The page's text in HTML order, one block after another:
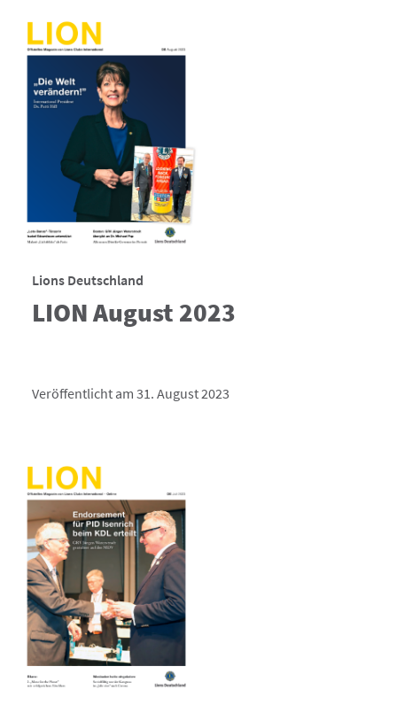
Lions Deutschland
LION August 2023
Veröffentlicht am 31. August 2023